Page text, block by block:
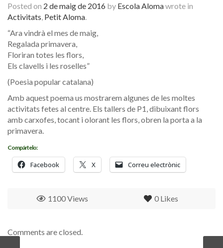
Posted on 2 de maig de 2016 by Escola Alomawrote in
Activitats, Petit Aloma.
“Ara vindrà el mes de maig,
Regalada primavera,
Floriran totes les flors,
Els clavells i les roselles”
(Poesia popular catalana)
Amb aquest poema us mostrarem algunes de les moltes
activitats fetes al centre. Els tallers de P1, dibuixant flors
amb carxofes, tocant i olorant les flors, obren la porta a la
primavera.
Compártelo:
Facebook X Correu electrònic
0 Likes
1100 Views
Comments are closed.